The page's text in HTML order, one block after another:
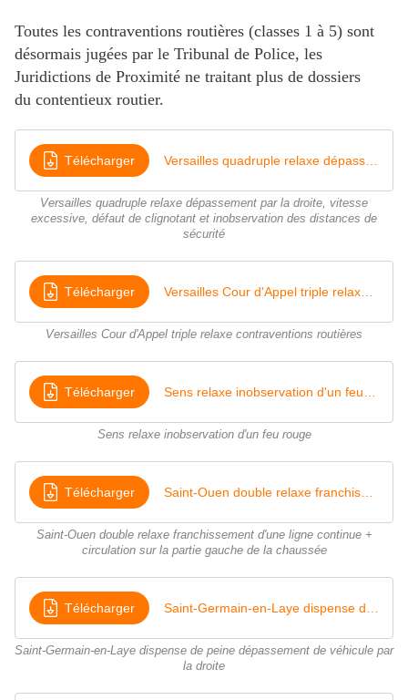
Toutes les contraventions routières (classes 1 à 5) sont
désormais jugées par le Tribunal de Police, les
Juridictions de Proximité ne traitant plus de dossiers
du contentieux routier.
Télécharger
Versailles quadruple relaxe dépassement par la droite, vitesse
excessive, défaut de clignotant et inobservation des distances de
sécurité
Télécharger
Versailles Cour d'Appel triple relaxe contraventions routières
Télécharger
Sens relaxe inobservation d'un feu rouge
Télécharger
Saint-Ouen double relaxe franchissement d'une ligne continue +
circulation sur la partie gauche de la chaussée
Télécharger
Saint-Germain-en-Laye dispense de peine dépassement de véhicule par
la droite